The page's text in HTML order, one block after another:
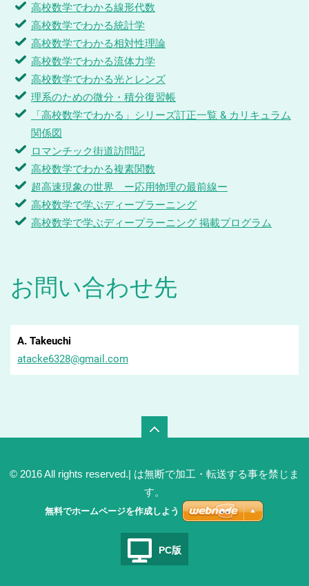
高校数学でわかる線形代数
高校数学でわかる統計学
高校数学でわかる相対性理論
高校数学でわかる流体力学
高校数学でわかる光とレンズ
理系のための微分・積分復習帳
「高校数学でわかる」シリーズ訂正一覧 & カリキュラム
関係図
ロマンチック街道訪問記
高校数学でわかる複素関数
超高速現象の世界 ー応用物理の最前線ー
高校数学で学ぶディープラーニング
高校数学で学ぶディープラーニング 掲載プログラム
お問い合わせ先
A. Takeuchi
atacke6328@gmail .com
© 2016 All rights reserved.| は無断で加工・転送する事を禁じま
す。
無料でホームページを作成しよう
PC版